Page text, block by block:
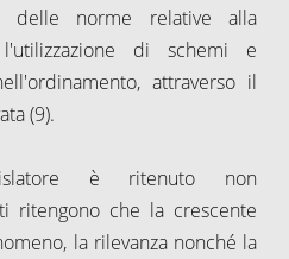
delle norme relative alla
di schemi e
attraverso il
(9).
è ritenuto non
ritengono che la crescente
la rilevanza nonché la